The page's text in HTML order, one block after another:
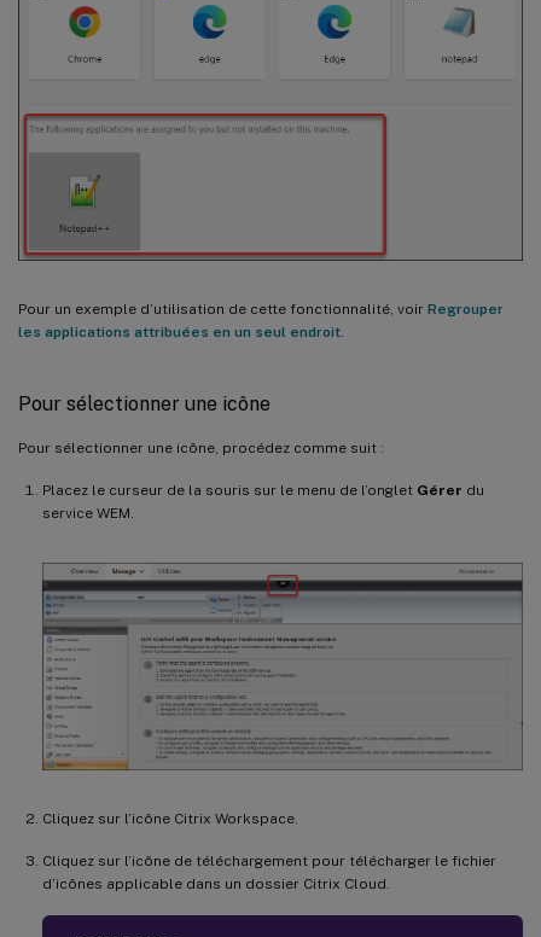
Pour un exemple d’utilisation de cette fonctionnalité, voir Regrouper
les applications attribuées en un seul endroit.
Pour sélectionner une icône
Pour sélectionner une icône, procédez comme suit :
Placez le curseur de la souris sur le menu de l’onglet Gérer du
service WEM.
Cliquez sur l’icône Citrix Workspace.
Cliquez sur l’icône de téléchargement pour télécharger le fichier
d’icônes applicable dans un dossier Citrix Cloud.